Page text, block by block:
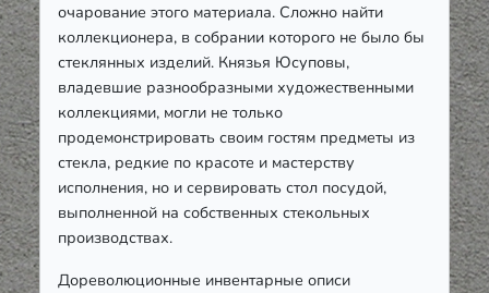
очарование этого материала. Сложно найти
коллекционера, в собрании которого не было бы
стеклянных изделий. Князья Юсуповы,
владевшие разнообразными художественными
коллекциями, могли не только
продемонстрировать своим гостям предметы из
стекла, редкие по красоте и мастерству
исполнения, но и сервировать стол посудой,
выполненной на собственных стекольных
производствах.
Дореволюционные инвентарные описи